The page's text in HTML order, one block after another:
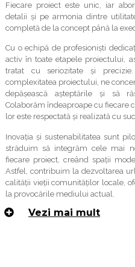
Fiecare proiect este unic, iar
detalii și pe armonia dintre
completă de la concept până la
Cu o echipă de profesioniști
activ în toate etapele proiectului,
tratat cu seriozitate și
complexitatea proiectului, ne
depășească așteptările și să
Colaborăm îndeaproape cu fiecare
lor este respectată și realizată cu
Inovația și sustenabilitatea sunt
străduim să integrăm cele mai
fiecare proiect, creând spații
Astfel, contribuim la dezvoltarea
calității vieții comunităților locale,
la provocările mediului actual.
Vezi mai mult